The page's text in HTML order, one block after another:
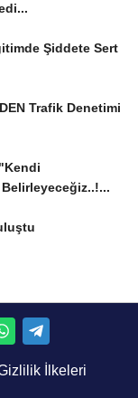
Şiddete Sert
Trafik Denetimi
Belirleyeceğiz..!...
İlkeleri